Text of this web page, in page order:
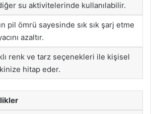
su aktivitelerinde kullanılabilir.
pil ömrü sayesinde sık sık şarj etme
azaltır.
renk ve tarz seçenekleri ile kişisel
hitap eder.